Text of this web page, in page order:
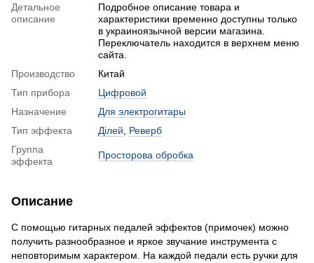
Детальное
описание
Подробное описание товара и
характеристики временно доступны только
в украиноязычной версии магазина.
Переключатель находится в верхнем меню
сайта.
Производство
Китай
Тип прибора
Цифровой
Назначение
Для электрогитары
Тип эффекта
Ділей
Реверб
Группа
эффекта
Просторова обробка
Описание
С помощью гитарных педалей эффектов (примочек) можно
получить разнообразное и яркое звучание инструмента с
неповторимым характером. На каждой педали есть ручки для